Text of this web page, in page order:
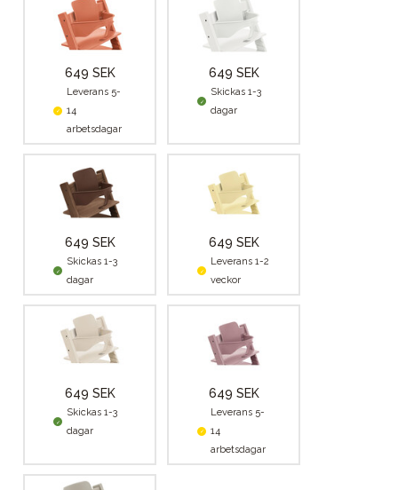
649 SEK
Leverans 5-
14
arbetsdagar
649 SEK
Skickas 1-3
dagar
649 SEK
Skickas 1-3
dagar
649 SEK
Leverans 1-2
veckor
649 SEK
Skickas 1-3
dagar
649 SEK
Leverans 5-
14
arbetsdagar